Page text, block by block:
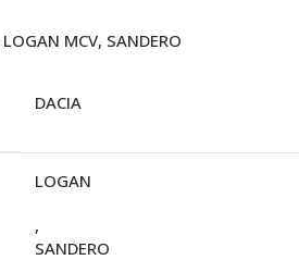
MCV, SANDERO
DACIA
LOGAN
,
SANDERO